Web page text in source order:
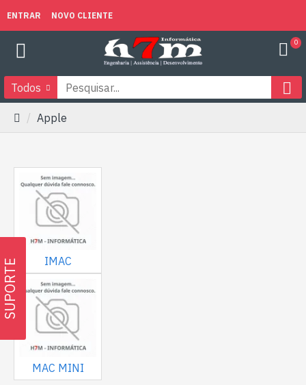
SUPORTE
ENTRAR NOVO CLIENTE
0
Todos
Apple
IMAC
MAC MINI